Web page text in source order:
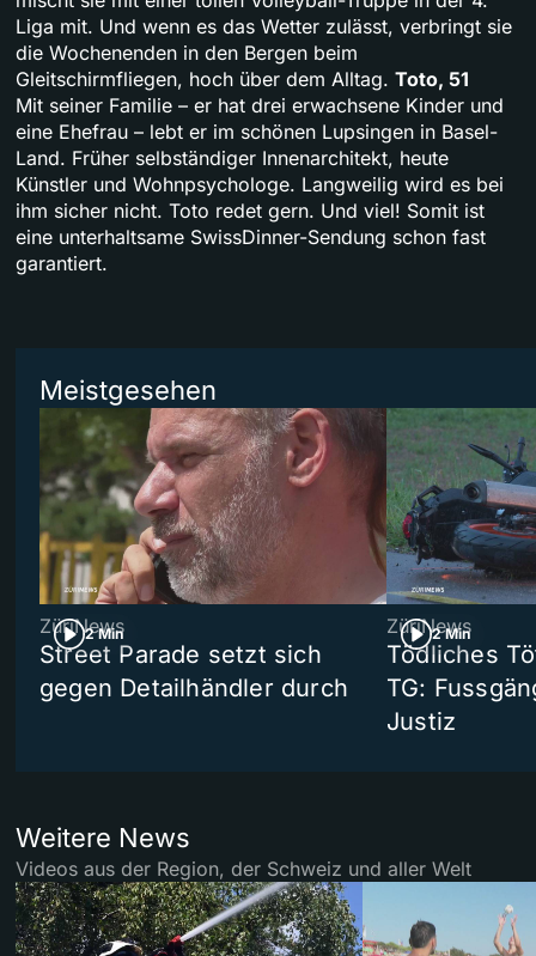
Liga mit. Und wenn es das Wetter zulässt, verbringt sie
die Wochenenden in den Bergen beim
Gleitschirmfliegen, hoch über dem Alltag. Toto, 51
Mit seiner Familie – er hat drei erwachsene Kinder und
eine Ehefrau – lebt er im schönen Lupsingen in Basel-
Land. Früher selbständiger Innenarchitekt, heute
Künstler und Wohnpsychologe. Langweilig wird es bei
ihm sicher nicht. Toto redet gern. Und viel! Somit ist
eine unterhaltsame SwissDinner-Sendung schon fast
garantiert.
Meistgesehen
2 Min
ZüriNews
Street Parade setzt sich
gegen Detailhändler durch
2 Min
ZüriNews
Tödliches
TG:
Justiz
Weitere News
Videos aus der Region, der Schweiz und aller Welt